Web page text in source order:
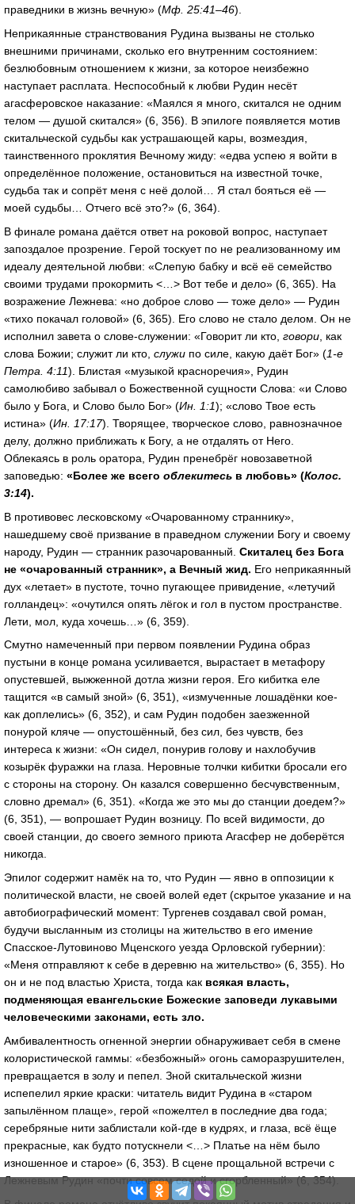
праведники в жизнь вечную» (Мф. 25:41–46).
Неприкаянные странствования Рудина вызваны не столько
внешними причинами, сколько его внутренним состоянием:
безлюбовным отношением к жизни, за которое неизбежно
наступает расплата. Неспособный к любви Рудин несёт
агасферовское наказание: «Маялся я много, скитался не одним
телом — душой скитался» (6, 356). В эпилоге появляется мотив
скитальческой судьбы как устрашающей кары, возмездия,
таинственного проклятия Вечному жиду: «едва успею я войти в
определённое положение, остановиться на известной точке,
судьба так и сопрёт меня с неё долой… Я стал бояться её —
моей судьбы… Отчего всё это?» (6, 364).
В финале романа даётся ответ на роковой вопрос, наступает
запоздалое прозрение. Герой тоскует по не реализованному им
идеалу деятельной любви: «Слепую бабку и всё её семейство
своими трудами прокормить <…> Вот тебе и дело» (6, 365). На
возражение Лежнева: «но доброе слово — тоже дело» — Рудин
«тихо покачал головой» (6, 365). Его слово не стало делом. Он не
исполнил завета о слове-служении: «Говорит ли кто, говори , как
слова Божии; служит ли кто, служи по силе, какую даёт Бог» (1-е
Петра. 4:11). Блистая «музыкой красноречия», Рудин
самолюбиво забывал о Божественной сущности Слова: «и Слово
было у Бога, и Слово было Бог» (Ин. 1:1); «слово Твое есть
истина» (Ин. 17:17). Творящее, творческое слово, равнозначное
делу, должно приближать к Богу, а не отдалять от Него.
Облекаясь в роль оратора, Рудин пренебрёг новозаветной
заповедью: «Более же всего облекитесь в любовь» (Колос.
3:14).
В противовес лесковскому «Очарованному страннику»,
нашедшему своё призвание в праведном служении Богу и своему
народу, Рудин — странник разочарованный. Скиталец без Бога
не «очарованный странник», а Вечный жид. Его неприкаянный
дух «летает» в пустоте, точно пугающее привидение, «летучий
голландец»: «очутился опять лёгок и гол в пустом пространстве.
Лети, мол, куда хочешь…» (6, 359).
Смутно намеченный при первом появлении Рудина образ
пустыни в конце романа усиливается, вырастает в метафору
опустевшей, выжженной дотла жизни героя. Его кибитка еле
тащится «в самый зной» (6, 351), «измученные лошадёнки кое-
как доплелись» (6, 352), и сам Рудин подобен заезженной
понурой кляче — опустошённый, без сил, без чувств, без
интереса к жизни: «Он сидел, понурив голову и нахлобучив
козырёк фуражки на глаза. Неровные толчки кибитки бросали его
с стороны на сторону. Он казался совершенно бесчувственным,
словно дремал» (6, 351). «Когда же это мы до станции доедем?»
(6, 351), — вопрошает Рудин возницу. По всей видимости, до
своей станции, до своего земного приюта Агасфер не доберётся
никогда.
Эпилог содержит намёк на то, что Рудин — явно в оппозиции к
политической власти, не своей волей едет (скрытое указание и на
автобиографический момент: Тургенев создавал свой роман,
будучи высланным из столицы на жительство в его имение
Спасское-Лутовиново Мценского уезда Орловской губернии):
«Меня отправляют к себе в деревню на жительство» (6, 355). Но
он и не под властью Христа, тогда как всякая власть,
подменяющая евангельские Божеские заповеди лукавыми
человеческими законами, есть зло.
Амбивалентность огненной энергии обнаруживает себя в смене
колористической гаммы: «безбожный» огонь саморазрушителен,
превращается в золу и пепел. Зной скитальческой жизни
испепелил яркие краски: читатель видит Рудина в «старом
запылённом плаще», герой «пожелтел в последние два года;
серебряные нити заблистали кой-где в кудрях, и глаза, всё ёще
прекрасные, как будто потускнели <…> Платье на нём было
изношенное и старое» (6, 353). В сцене прощальной встречи с
Лежневым Рудин «почти совсем седой и сгорбленный» (6, 354).